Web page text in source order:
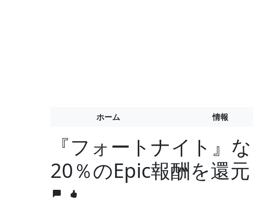
ホーム 情報
『フォートナイト』
20％のEpic報酬を還元